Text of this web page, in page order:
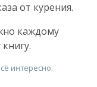
от курения.
каждому
интересно.